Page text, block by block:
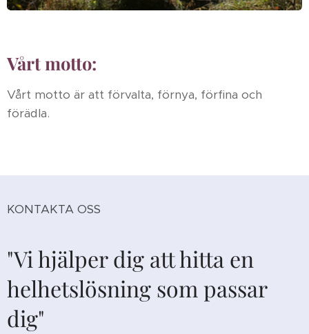
Vårt motto:
Vårt motto är att förvalta, förnya, förfina och
förädla.
KONTAKTA OSS
"Vi hjälper dig att hitta en
helhetslösning som passar
dig"